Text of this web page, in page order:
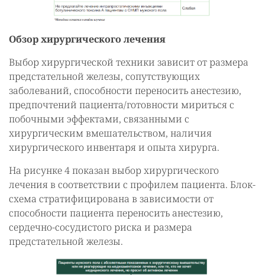
Обзор хирургического лечения
Выбор хирургической техники зависит от размера
предстательной железы, сопутствующих
заболеваний, способности переносить анестезию,
предпочтений пациента/готовности мириться с
побочными эффектами, связанными с
хирургическим вмешательством, наличия
хирургического инвентаря и опыта хирурга.
На рисунке 4 показан выбор хирургического
лечения в соответствии с профилем пациента. Блок-
схема стратифицирована в зависимости от
способности пациента переносить анестезию,
сердечно-сосудистого риска и размера
предстательной железы.